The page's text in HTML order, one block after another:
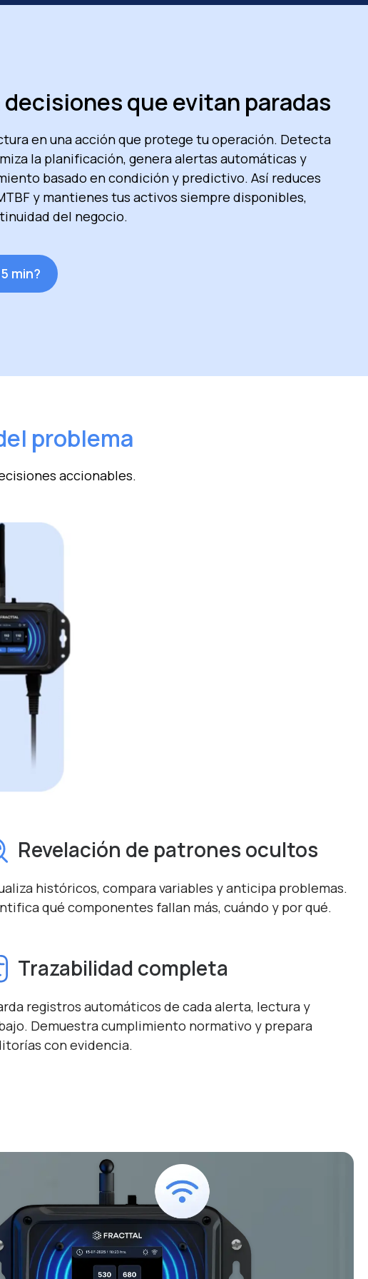
decisiones que evitan paradas
en una acción que protege tu operación. Detecta
la planificación, genera alertas automáticas y
basado en condición y predictivo. Así reduces
y mantienes tus activos siempre disponibles,
del negocio.
min?
problema
accionables.
Revelación de patrones ocultos
históricos, compara variables y anticipa problemas.
qué componentes fallan más, cuándo y por qué.
Trazabilidad completa
registros automáticos de cada alerta, lectura y
Demuestra cumplimiento normativo y prepara
con evidencia.